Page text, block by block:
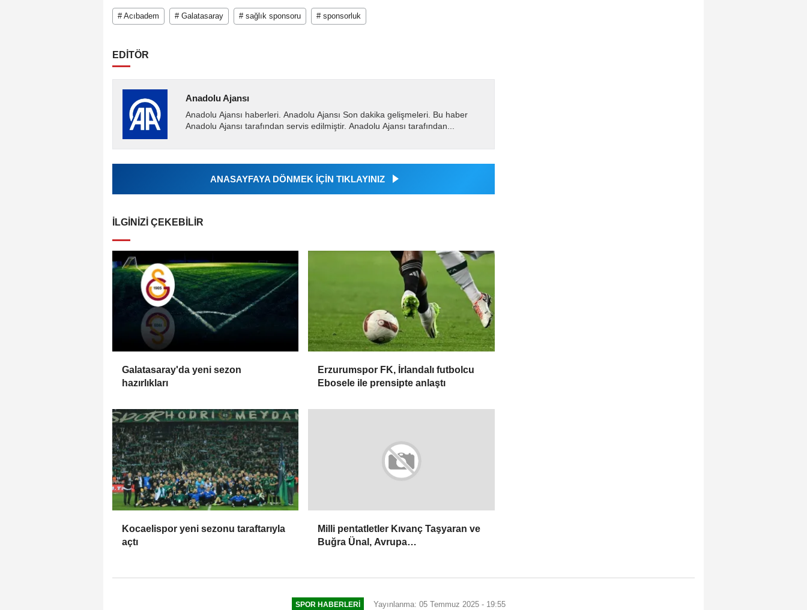
# Acıbadem # Galatasaray # sağlık sponsoru # sponsorluk
EDİTÖR
Anadolu Ajansı
Anadolu Ajansı haberleri. Anadolu Ajansı Son dakika gelişmeleri. Bu haber
Anadolu Ajansı tarafından servis edilmiştir. Anadolu Ajansı tarafından...
ANASAYFAYA DÖNMEK İÇİN TIKLAYINIZ
İLGINIZI ÇEKEBILIR
Galatasaray'da yeni sezon
hazırlıkları
Erzurumspor FK, İrlandalı futbolcu
Ebosele ile prensipte anlaştı
Kocaelispor yeni sezonu taraftarıyla
açtı
Milli pentatletler Kıvanç Taşyaran ve
Buğra Ünal, Avrupa
SPOR HABERLERI Yayınlanma: 05 Temmuz 2025 - 19:55